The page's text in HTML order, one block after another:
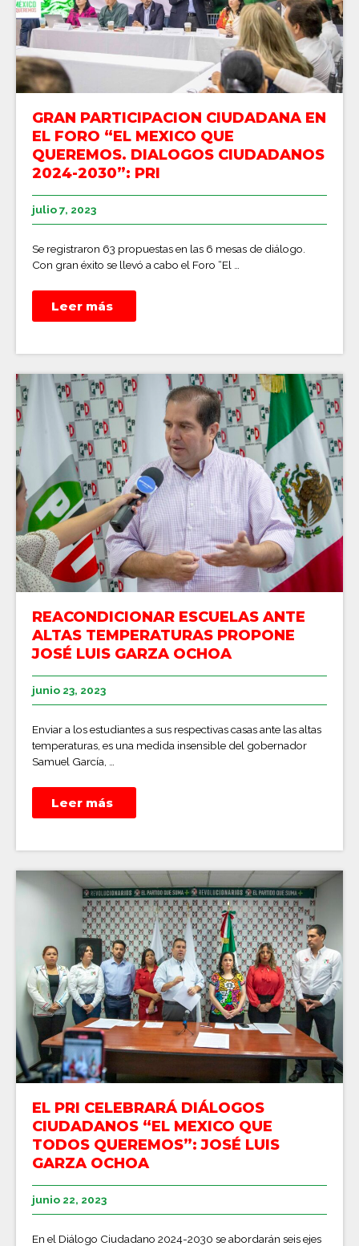
GRAN PARTICIPACION CIUDADANA EN
EL FORO “EL MEXICO QUE
QUEREMOS. DIALOGOS CIUDADANOS
2024-2030”: PRI
julio 7, 2023
Se registraron 63 propuestas en las 6 mesas de diálogo.
Con gran éxito se llevó a cabo el Foro “El …
Leer más
REACONDICIONAR ESCUELAS ANTE
ALTAS TEMPERATURAS PROPONE
JOSÉ LUIS GARZA OCHOA
junio 23, 2023
Enviar a los estudiantes a sus respectivas casas ante las altas
temperaturas, es una medida insensible del gobernador
Samuel García, …
Leer más
EL PRI CELEBRARÁ DIÁLOGOS
CIUDADANOS “EL MEXICO QUE
TODOS QUEREMOS”: JOSÉ LUIS
GARZA OCHOA
junio 22, 2023
En el Diálogo Ciudadano 2024-2030 se abordarán seis ejes